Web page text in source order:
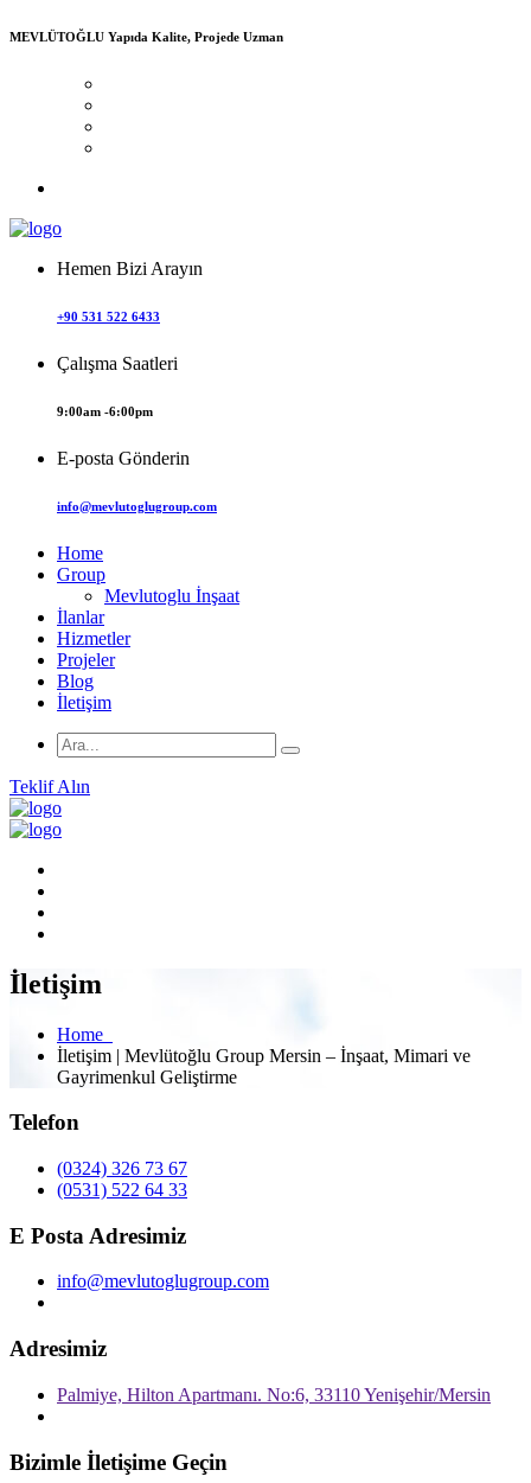
MEVLÜTOĞLU Yapıda Kalite, Projede Uzman
Hemen Bizi Arayın
+90 531 522 6433
Çalışma Saatleri
9:00am -6:00pm
E-posta Gönderin
info@mevlutoglugroup.com
Home
Group
Mevlutoglu İnşaat
İlanlar
Hizmetler
Projeler
Blog
İletişim
Teklif Alın
İletişim
Home
İletişim | Mevlütoğlu Group Mersin – İnşaat, Mimari ve
Gayrimenkul Geliştirme
Telefon
(0324) 326 73 67
(0531) 522 64 33
E Posta Adresimiz
info@mevlutoglugroup.com
Adresimiz
Palmiye, Hilton Apartmanı. No:6, 33110 Yenişehir/Mersin
Bizimle İletişime Geçin